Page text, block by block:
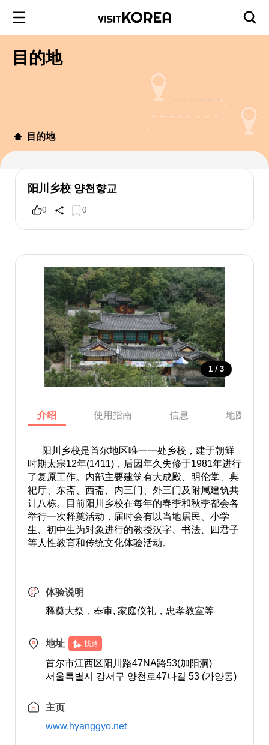
目的地
目的地
阳川乡校 양천향교
0 0
1 / 3
介绍 使用指南 信息 地图
阳川乡校是首尔地区唯一一处乡校，建于朝鲜
时期太宗12年(1411)，后因年久失修于1981年进行
了复原工作。内部主要建筑有大成殿、明伦堂、典
祀厅、东斋、西斋、内三门、外三门及附属建筑共
计八栋。目前阳川乡校在每年的春季和秋季都会各
举行一次释奠活动，届时会有以当地居民、小学
生、初中生为对象进行的教授汉字、书法、四君子
等人性教育和传统文化体验活动。
体验说明
释奠大祭，奉审, 家庭仪礼，忠孝教室等
地址 找路
首尔市江西区阳川路47NA路53(加阳洞)
서울특별시 강서구 양천로47나길 53 (가양동)
主页
www.hyanggyo.net